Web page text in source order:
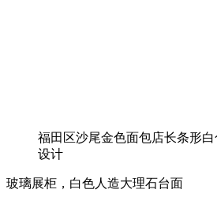
福田区沙尾金色面包店长条形
设计
玻璃展柜，白色人造大理石台面